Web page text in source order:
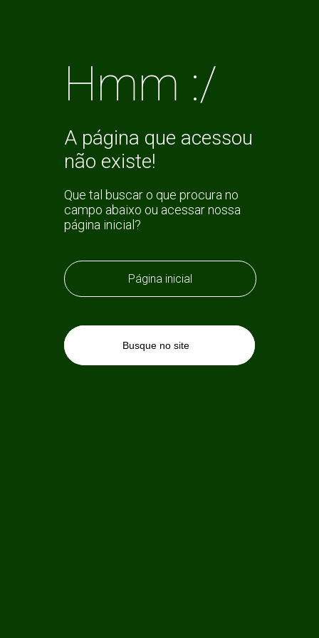
Hmm :/
A página que acessou
não existe!
Que tal buscar o que procura no
campo abaixo ou acessar nossa
página inicial?
Página inicial